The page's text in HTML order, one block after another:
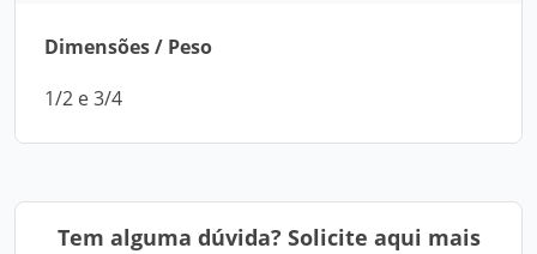
Dimensões / Peso
1/2 e 3/4
Tem alguma dúvida? Solicite aqui mais